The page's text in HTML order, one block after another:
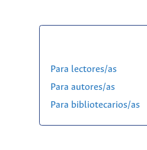
Para lectores/as
Para autores/as
Para bibliotecarios/as